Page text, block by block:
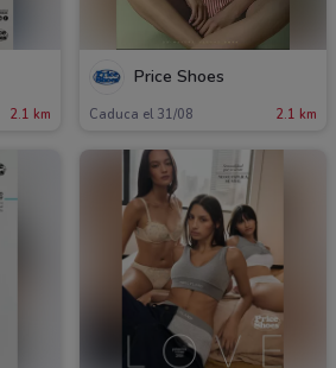
2.1 km
Price Shoes
Caduca el 31/08 2.1 km